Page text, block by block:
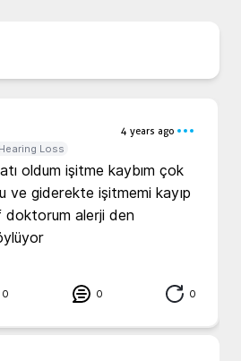
4 years ago
Loss
oldum işitme kaybım çok
ve giderekte işitmemi kayıp
doktorum alerji den
0 0 0